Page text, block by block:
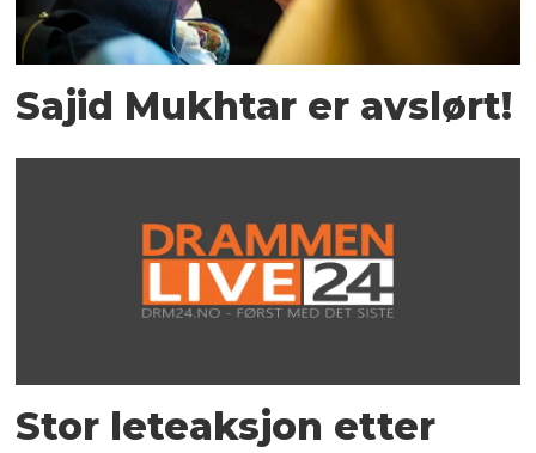
Sajid Mukhtar er avslørt!
Stor leteaksjon etter